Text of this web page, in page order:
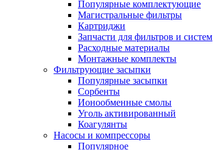
Популярные комплектующие
Магистральные фильтры
Картриджи
Запчасти для фильтров и систем
Расходные материалы
Монтажные комплекты
Фильтрующие засыпки
Популярные засыпки
Сорбенты
Ионообменные смолы
Уголь активированный
Коагулянты
Насосы и компрессоры
Популярное